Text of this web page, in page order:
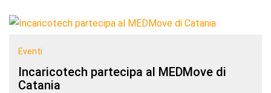
Eventi
Incaricotech partecipa al MEDMove di
Catania